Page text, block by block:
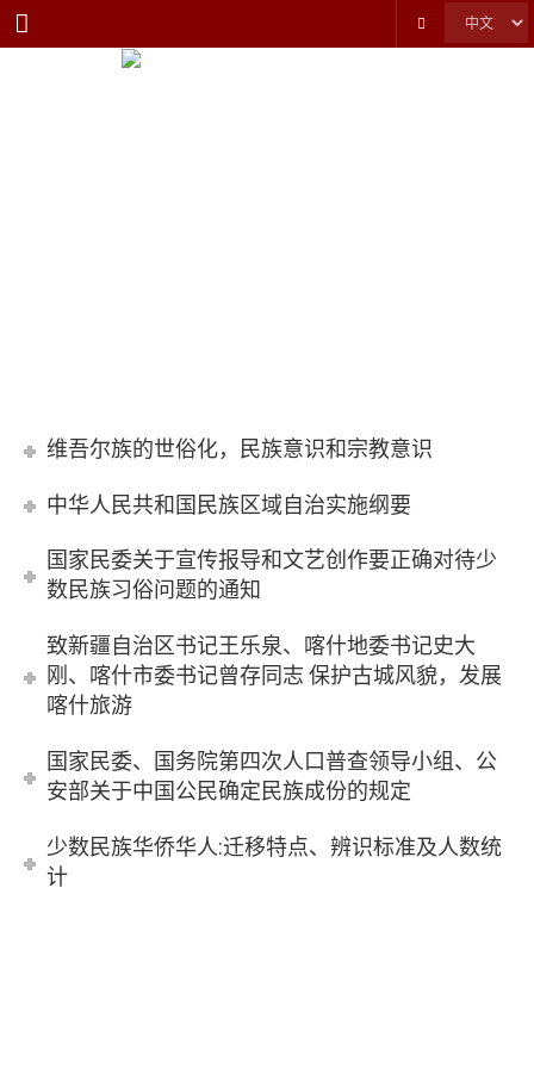
Menu
维吾尔族的世俗化，民族意识和宗教意识
中华人民共和国民族区域自治实施纲要
国家民委关于宣传报导和文艺创作要正确对待少
数民族习俗问题的通知
致新疆自治区书记王乐泉、喀什地委书记史大
刚、喀什市委书记曾存同志 保护古城风貌，发展
喀什旅游
国家民委、国务院第四次人口普查领导小组、公
安部关于中国公民确定民族成份的规定
少数民族华侨华人:迁移特点、辨识标准及人数统
计